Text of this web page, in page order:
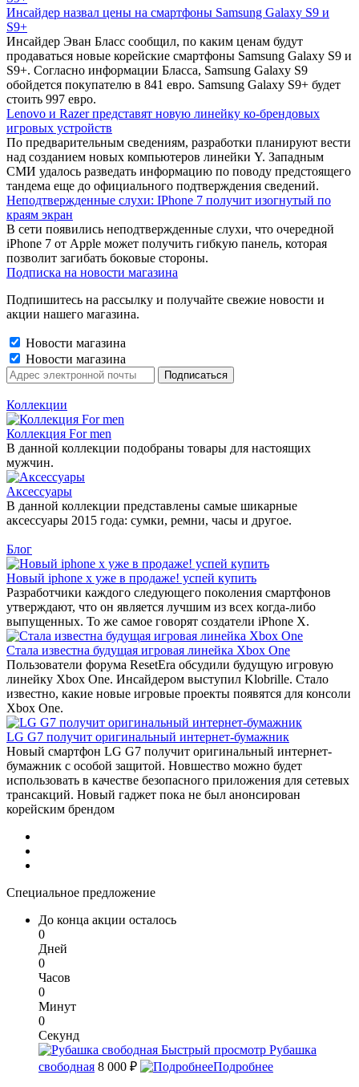
Инсайдер назвал цены на смартфоны Samsung Galaxy S9 и
S9+
Инсайдер Эван Бласс сообщил, по каким ценам будут
продаваться новые корейские смартфоны Samsung Galaxy S9 и
S9+. Согласно информации Бласса, Samsung Galaxy S9
обойдется покупателю в 841 евро. Samsung Galaxy S9+ будет
стоить 997 евро.
Lenovo и Razer представят новую линейку ко-брендовых
игровых устройств
По предварительным сведениям, разработки планируют вести
над созданием новых компьютеров линейки Y. Западным
СМИ удалось разведать информацию по поводу предстоящего
тандема еще до официального подтверждения сведений.
Неподтвержденные слухи: IPhone 7 получит изогнутый по
краям экран
В сети появились неподтвержденные слухи, что очередной
iPhone 7 от Apple может получить гибкую панель, которая
позволит загибать боковые стороны.
Подписка на новости магазина
Подпишитесь на рассылку и получайте свежие новости и
акции нашего магазина.
Новости магазина
Новости магазина
Коллекции
Коллекция For men
В данной коллекции подобраны товары для настоящих
мужчин.
Аксессуары
В данной коллекции представлены самые шикарные
аксессуары 2015 года: сумки, ремни, часы и другое.
Блог
Новый iphone x уже в продаже! успей купить
Разработчики каждого следующего поколения смартфонов
утверждают, что он является лучшим из всех когда-либо
выпущенных. То же самое говорят создатели iPhone X.
Стала известна будущая игровая линейка Xbox One
Пользователи форума ResetEra обсудили будущую игровую
линейку Xbox One. Инсайдером выступил Klobrille. Стало
известно, какие новые игровые проекты появятся для консоли
Xbox One.
LG G7 получит оригинальный интернет-бумажник
Новый смартфон LG G7 получит оригинальный интернет-
бумажник с особой защитой. Новшество можно будет
использовать в качестве безопасного приложения для сетевых
трансакций. Новый гаджет пока не был анонсирован
корейским брендом
Специальное предложение
До конца акции осталось
0
Дней
0
Часов
0
Минут
0
Секунд
Быстрый просмотр Рубашка
свободная 8 000 ₽ Подробнее